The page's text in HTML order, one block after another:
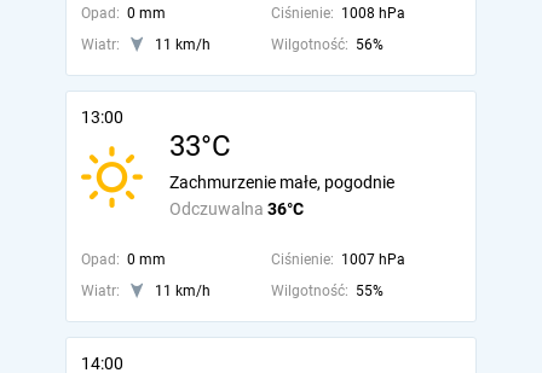
Opad: 0 mm Ciśnienie: 1008 hPa
Wiatr:
11 km/h Wilgotność: 56%
13:00
33°C
Odczuwalna 36°C
Zachmurzenie małe, pogodnie
Opad: 0 mm Ciśnienie: 1007 hPa
Wiatr:
11 km/h Wilgotność: 55%
14:00